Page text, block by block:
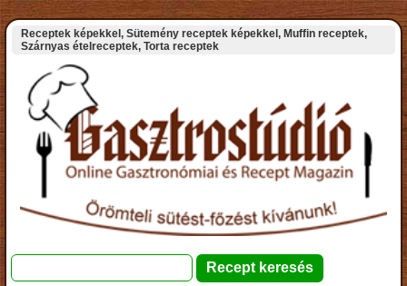
Receptek képekkel, Sütemény receptek képekkel, Muffin receptek,
Szárnyas ételreceptek, Torta receptek